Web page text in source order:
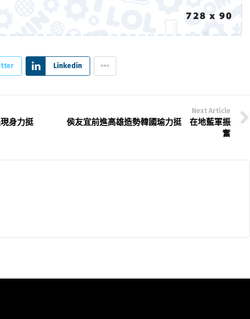
Linkedin
身力挺
Next Article
侯友宜前進高雄造勢韓國瑜力挺 在地藍軍振
奮